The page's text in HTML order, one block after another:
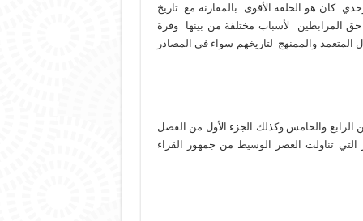
كان هو الحلقة الأقوى بالمقارنة مع تاريخ
المرابطين لأسباب مختلفة من بينها وفرة
المتعمد والممنهج لتاريخهم سواء في المصادر
الرابع والخامس وكذلك الجزء الأول من الفصل
تناولت العصر الوسيط من جمهور القراء